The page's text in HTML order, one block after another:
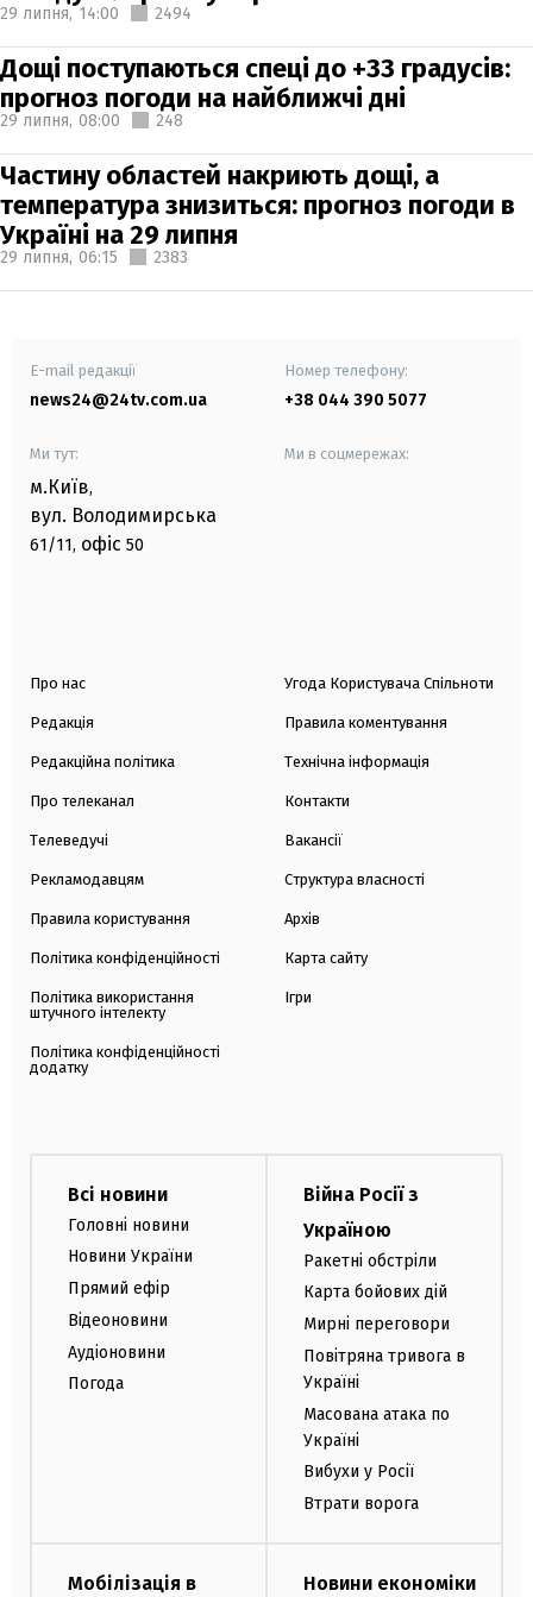
29 липня, 14:00 2494
Дощі поступаються спеці до +33 градусів:
прогноз погоди на найближчі дні
29 липня, 08:00 248
Частину областей накриють дощі, а
температура знизиться: прогноз погоди в
Україні на 29 липня
29 липня, 06:15 2383
E-mail редакції
news24@24tv.com.ua
Номер телефону:
+38 044 390 5077
Ми тут:
м.Київ,
вул. Володимирська
61/11, офіс 50
Ми в соцмережах:
Про нас
Редакція
Редакційна політика
Про телеканал
Телеведучі
Рекламодавцям
Правила користування
Політика конфіденційності
Політика використання
штучного інтелекту
Політика конфіденційності
додатку
Угода Користувача Спільноти
Правила коментування
Технічна інформація
Контакти
Вакансії
Структура власності
Архів
Карта сайту
Ігри
Всі новини
Головні новини
Новини України
Прямий ефір
Відеоновини
Аудіоновини
Погода
Війна Росії з
Україною
Ракетні обстріли
Карта бойових дій
Мирні переговори
Повітряна тривога в
Україні
Масована атака по
Україні
Вибухи у Росії
Втрати ворога
Мобілізація в
Новини економіки